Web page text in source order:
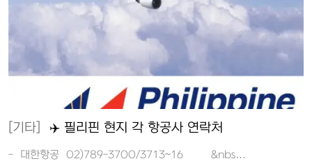
[기타] ✈️ 필리핀 현지 각 항공사 연락처
- 대한항공 02)789-3700/3713~16 &nbs…